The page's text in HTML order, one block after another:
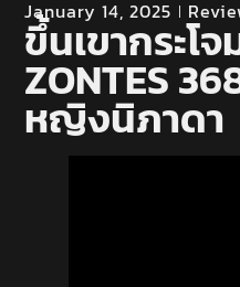
January 14, 2025
ขึ้นเขากระโ
ZONTES
หญิงนิภาดา